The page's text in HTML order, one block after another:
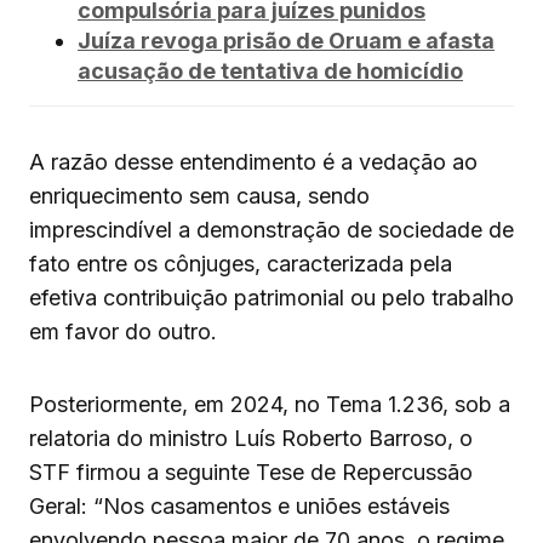
compulsória para juízes punidos
Juíza revoga prisão de Oruam e afasta
acusação de tentativa de homicídio
A razão desse entendimento é a vedação ao
enriquecimento sem causa, sendo
imprescindível a demonstração de sociedade de
fato entre os cônjuges, caracterizada pela
efetiva contribuição patrimonial ou pelo trabalho
em favor do outro.
Posteriormente, em 2024, no Tema 1.236, sob a
relatoria do ministro Luís Roberto Barroso, o
STF firmou a seguinte Tese de Repercussão
Geral: “Nos casamentos e uniões estáveis